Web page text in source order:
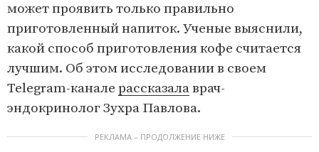
может проявить только правильно
приготовленный напиток. Ученые выяснили,
какой способ приготовления кофе считается
лучшим. Об этом исследовании в своем
Telegram-канале рассказалаврач-
эндокринолог Зухра Павлова.
РЕКЛАМА – ПРОДОЛЖЕНИЕ НИЖЕ